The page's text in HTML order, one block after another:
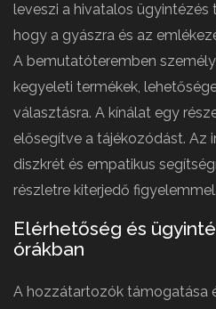
leveszi a hivatalos ügyintézés
hogy a gyászra és az
A bemutatóteremben
kegyeleti termékek,
választásra. A kínálat egy
elősegítve a tájékozódást. Az
diszkrét és empatikus
részletre kiterjedő figyelemmel.
Elérhetőség és
órákban
A hozzátartozók támogatása